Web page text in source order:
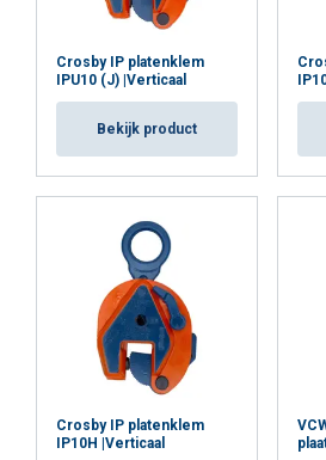
Markering:
Crosby IP platenklem
IPU10 (J) |Verticaal
Bekijk product
Crosby IP platenklem
IP10H |Verticaal
u aan hen heeft verstrekt of
verzameld door uw gebruik
Privacybeleid
Strikt
noodzakelijk
Functioneel
ALLES
ALLES